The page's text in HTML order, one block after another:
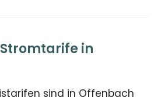
in
sind in Offenbach